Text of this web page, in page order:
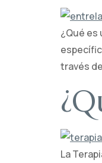
¿Qué es
través
La